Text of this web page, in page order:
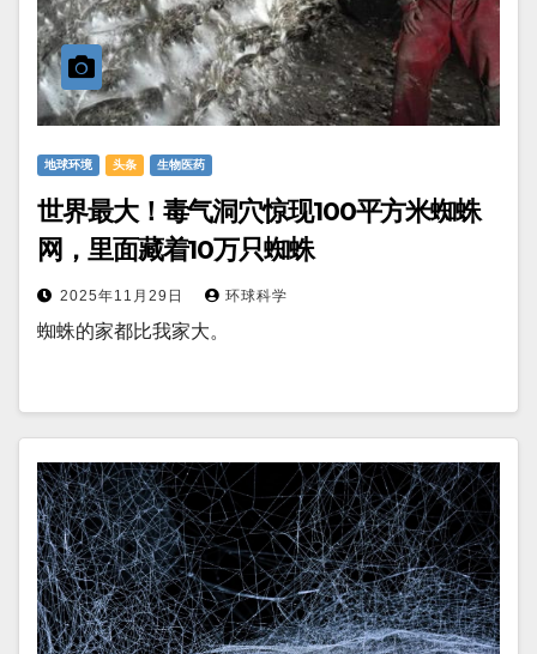
地球环境 头条 生物医药
世界最大！毒气洞穴惊现100平方米蜘蛛
网，里面藏着10万只蜘蛛
2025年11月29日 环球科学
蜘蛛的家都比我家大。